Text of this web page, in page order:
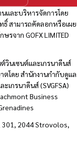
และบริหารจัดการโดย
ธิ์ สามารถคัดลอกหรือเผย
จาก GOFX LIMITED
วินเซนต์และเกรนาดีนส์
ตโดย สำนักงานกำกับดูแล
เกรนาดีนส์ (SVGFSA)
Business
301, 2044 Strovolos,